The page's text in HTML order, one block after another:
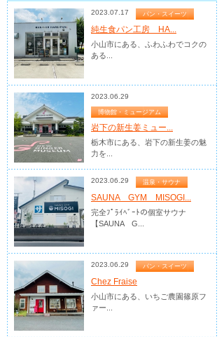
2023.07.17 パン・スイーツ
純生食パン工房 HA...
小山市にある、ふわふわでコクの
ある...
2023.06.29
博物館・ミュージアム
岩下の新生姜ミュー...
栃木市にある、岩下の新生姜の魅
力を...
2023.06.29 温泉・サウナ
SAUNA GYM MISOGI...
完全ﾌﾟﾗｲﾍﾞｰﾄの個室サウナ
【SAUNA G...
2023.06.29 パン・スイーツ
Chez Fraise
小山市にある、いちご農園篠原フ
ァー...